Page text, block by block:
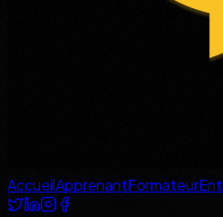
AccueilApprenantFormateur